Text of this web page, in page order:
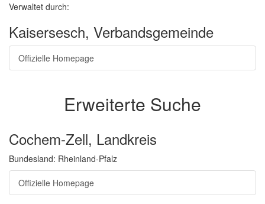
Verwaltet durch:
Kaisersesch, Verbandsgemeinde
Offizielle Homepage
Erweiterte Suche
Cochem-Zell, Landkreis
Bundesland: Rheinland-Pfalz
Offizielle Homepage